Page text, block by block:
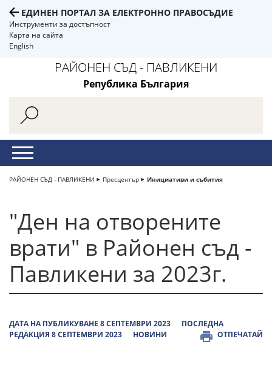
ЕДИНЕН ПОРТАЛ ЗА ЕЛЕКТРОННО ПРАВОСЪДИЕ
Инструменти за достъпност
Карта на сайта
English
РАЙОНЕН СЪД - ПАВЛИКЕНИ
Република България
РАЙОНЕН СЪД - ПАВЛИКЕНИ Пресцентър Инициативи и събития
"Ден на отворените
врати" в Районен съд -
Павликени за 2023г.
ДАТА НА ПУБЛИКУВАНЕ 8 СЕПТЕМВРИ 2023
ПОСЛЕДНА
РЕДАКЦИЯ 8 СЕПТЕМВРИ 2023
НОВИНИ ОТПЕЧАТАЙ